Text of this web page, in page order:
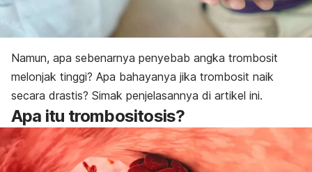
Namun, apa sebenarnya penyebab angka trombosit
melonjak tinggi? Apa bahayanya jika trombosit naik
secara drastis? Simak penjelasannya di artikel ini.
Apa itu trombositosis?